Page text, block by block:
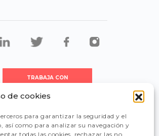
de cookies
para garantizar la seguridad y el
así como para analizar su navegación y
todas las cookies, rechazar las no
TRABAJA CON
NOSOTROS
FAQ